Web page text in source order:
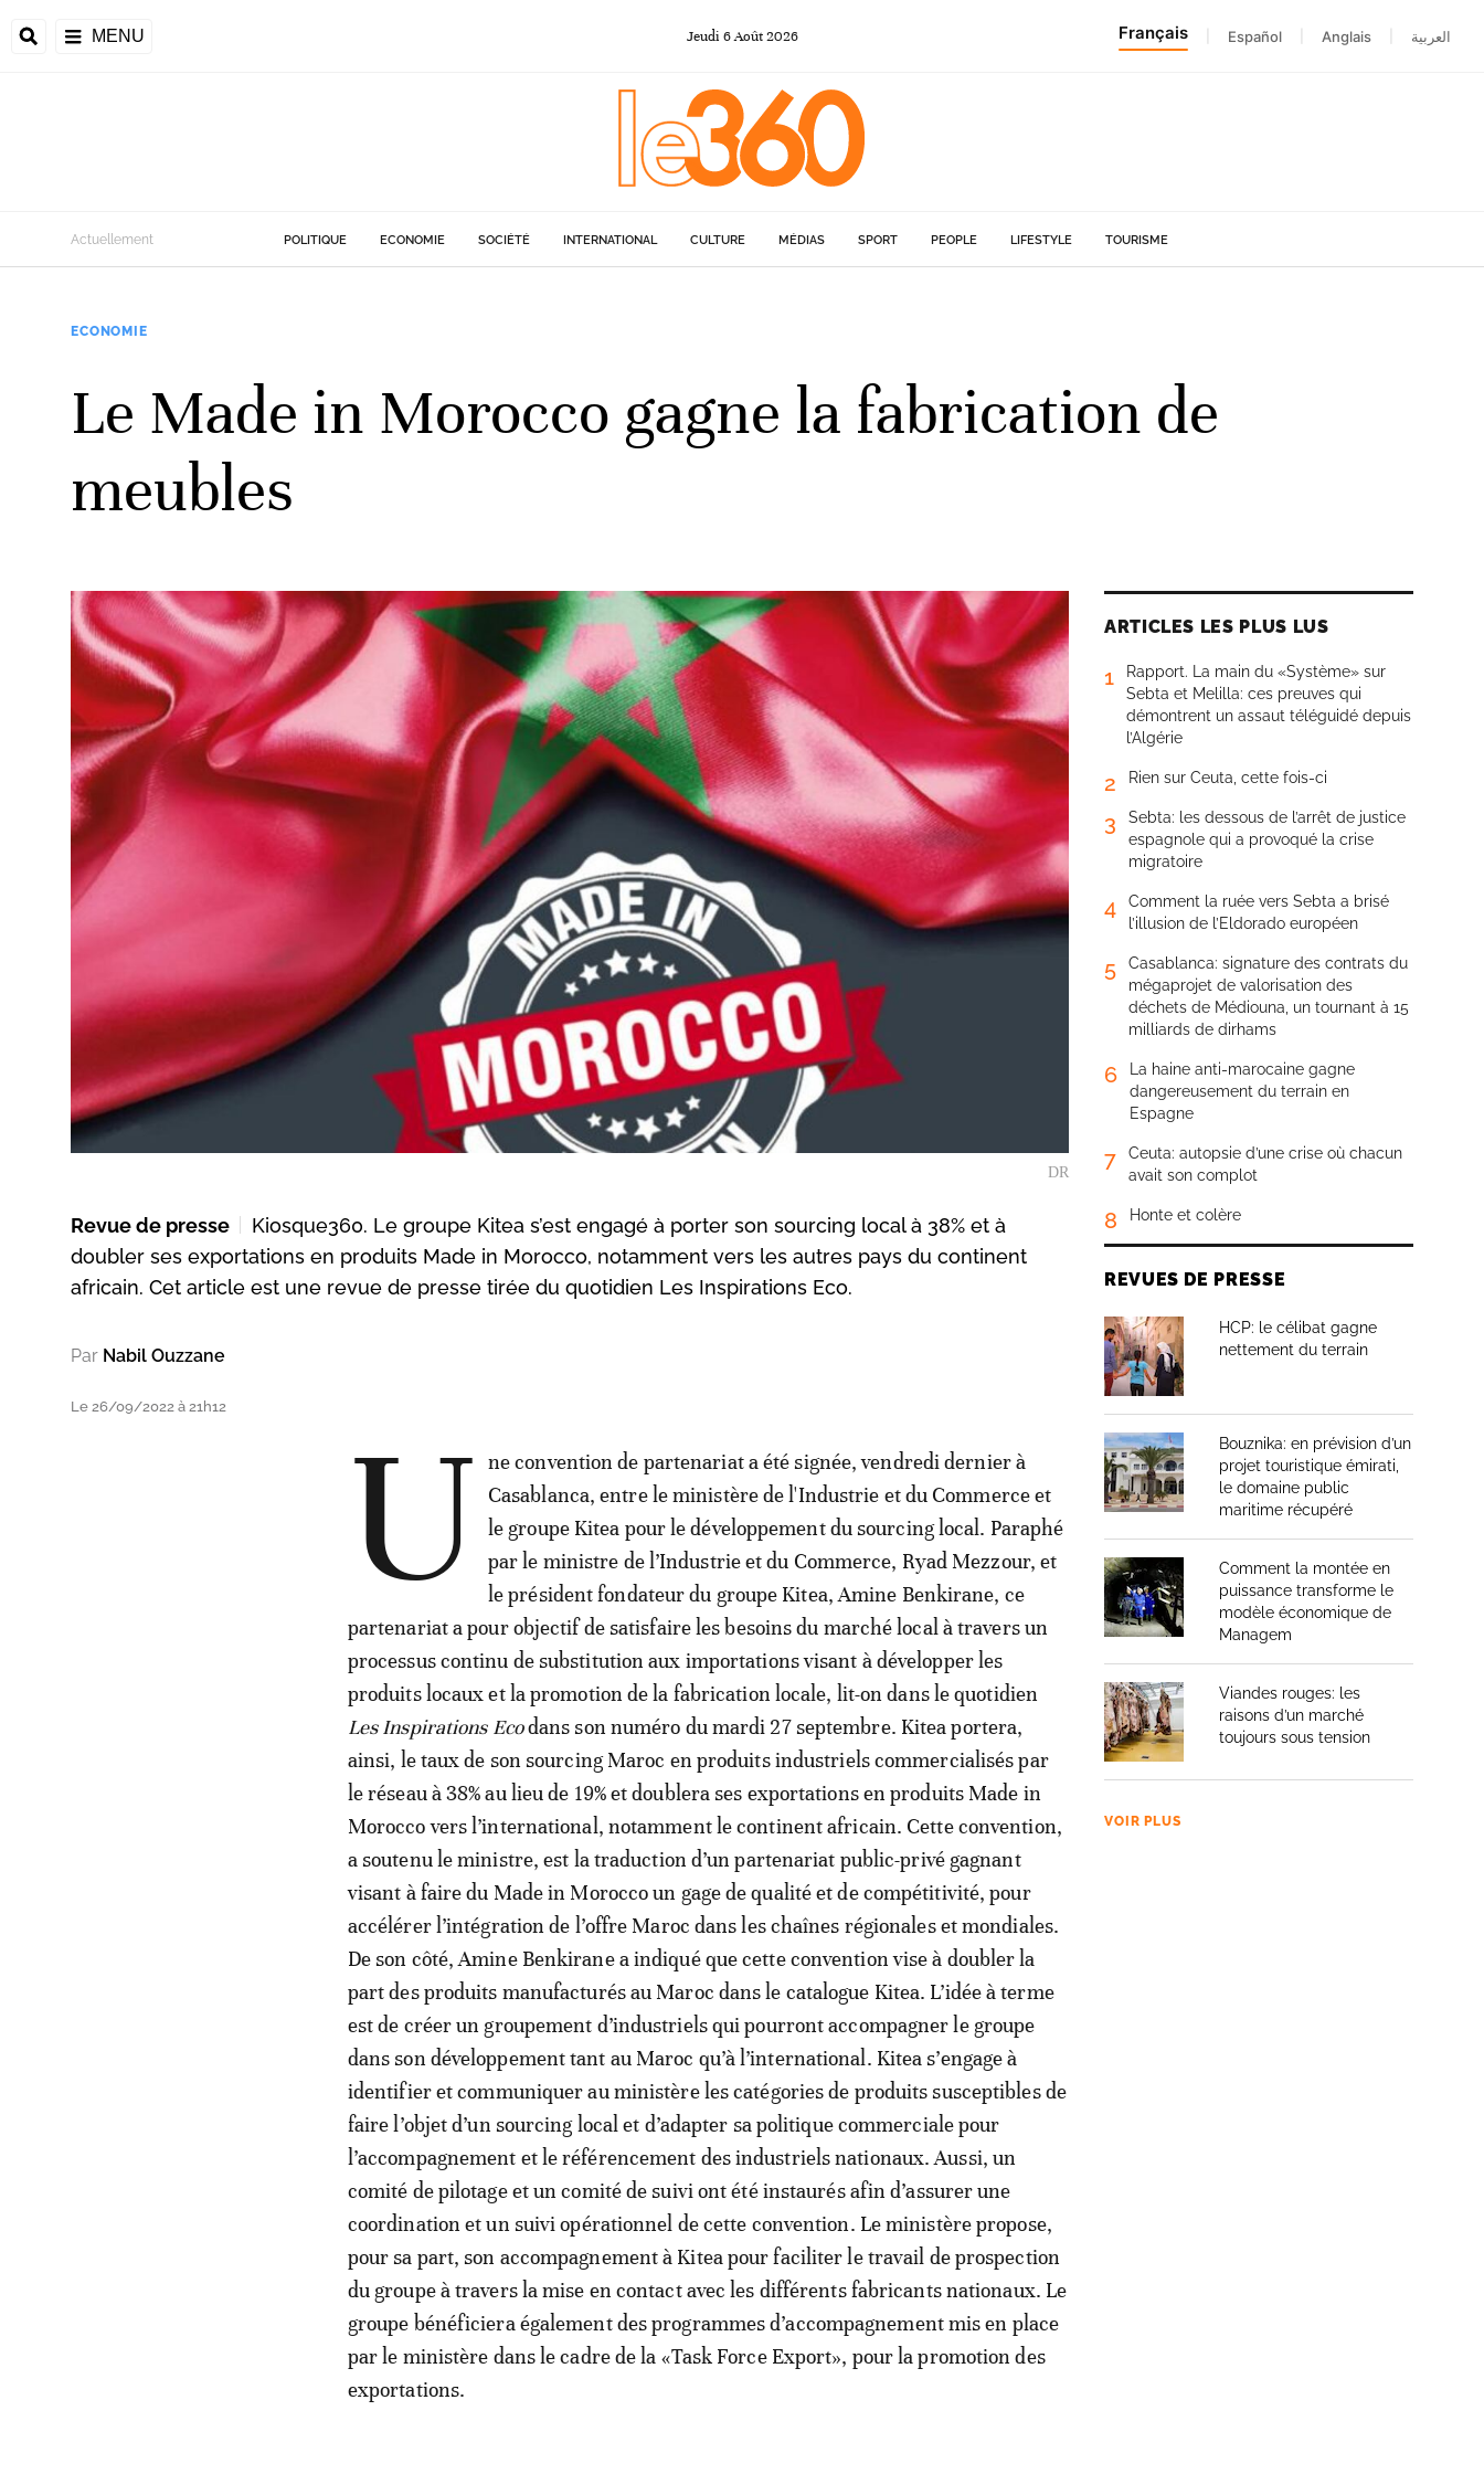
MENU Jeudi 6Août 2026 Français Español Anglais العربية
Actuellement POLITIQUE ECONOMIE SOCIÉTÉ INTERNATIONAL CULTURE MÉDIAS SPORT PEOPLE LIFESTYLE TOURISME
ECONOMIE
Le Made in Morocco gagne la fabrication de
meubles
DR
Revue de presse
Kiosque360. Le groupe Kitea s’est engagé à porter son sourcing local à 38% et à
doubler ses exportations en produits Made in Morocco, notamment vers les autres pays du continent
africain. Cet article est une revue de presse tirée du quotidien Les Inspirations Eco.
Par Nabil Ouzzane
Le 26/09/2022 à 21h12 U
ne convention de partenariat a été signée, vendredi dernier à
Casablanca, entre le ministère de l'Industrie et du Commerce et
le groupe Kitea pour le développement du sourcing local. Paraphé
par le ministre de l’Industrie et du Commerce, Ryad Mezzour, et
le président fondateur du groupe Kitea, Amine Benkirane, ce
partenariat a pour objectif de satisfaire les besoins du marché local à travers un
processus continu de substitution aux importations visant à développer les
produits locaux et la promotion de la fabrication locale, lit-on dans le quotidien
Les Inspirations Ecodans son numéro du mardi 27 septembre. Kitea portera,
ainsi, le taux de son sourcing Maroc en produits industriels commercialisés par
le réseau à 38% au lieu de 19% et doublera ses exportations en produits Made in
Morocco vers l’international, notamment le continent africain. Cette convention,
a soutenu le ministre, est la traduction d’un partenariat public-privé gagnant
visant à faire du Made in Morocco un gage de qualité et de compétitivité, pour
accélérer l’intégration de l’offre Maroc dans les chaînes régionales et mondiales.
De son côté, Amine Benkirane a indiqué que cette convention vise à doubler la
part des produits manufacturés au Maroc dans le catalogue Kitea. L’idée à terme
est de créer un groupement d’industriels qui pourront accompagner le groupe
dans son développement tant au Maroc qu’à l’international. Kitea s’engage à
identifier et communiquer au ministère les catégories de produits susceptibles de
faire l’objet d’un sourcing local et d’adapter sa politique commerciale pour
l’accompagnement et le référencement des industriels nationaux. Aussi, un
comité de pilotage et un comité de suivi ont été instaurés afin d’assurer une
coordination et un suivi opérationnel de cette convention. Le ministère propose,
pour sa part, son accompagnement à Kitea pour faciliter le travail de prospection
du groupe à travers la mise en contact avec les différents fabricants nationaux. Le
groupe bénéficiera également des programmes d’accompagnement mis en place
par le ministère dans le cadre de la «Task Force Export», pour la promotion des
exportations.
ARTICLES LES PLUS LUS
1
Rapport. La main du «Système» sur
Sebta et Melilla: ces preuves qui
démontrent un assaut téléguidé depuis
l’Algérie
2 Rien sur Ceuta, cette fois-ci
3
Sebta: les dessous de l’arrêt de justice
espagnole qui a provoqué la crise
migratoire
4
Comment la ruée vers Sebta a brisé
l’illusion de l’Eldorado européen
5
Casablanca: signature des contrats du
mégaprojet de valorisation des
déchets de Médiouna, un tournant à 15
milliards de dirhams
6
La haine anti-marocaine gagne
dangereusement du terrain en
Espagne
7
Ceuta: autopsie d’une crise où chacun
avait son complot
8 Honte et colère
REVUES DE PRESSE
HCP: le célibat gagne
nettement du terrain
Bouznika: en prévision d’un
projet touristique émirati,
le domaine public
maritime récupéré
Comment la montée en
puissance transforme le
modèle économique de
Managem
Viandes rouges: les
raisons d’un marché
toujours sous tension
VOIR PLUS